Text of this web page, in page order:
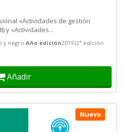
«Actividades de gestión
y «Actividades...
y negro Año edición2019 (2ª edición
Añadir
Nuevo